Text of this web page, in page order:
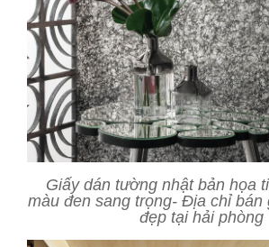
Giấy dán tường nhật bản họa
màu đen sang trọng- Địa chỉ bán
đẹp tại hải phòng